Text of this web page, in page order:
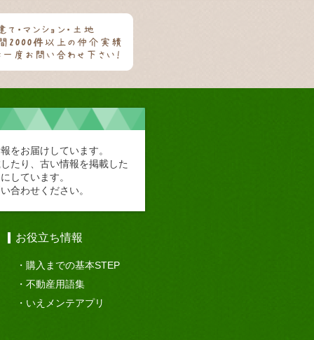
をお届けしています。
たり、古い情報を掲載した
しています。
合わせください。
お役立ち情報
購入までの基本STEP
不動産用語集
いえメンテアプリ